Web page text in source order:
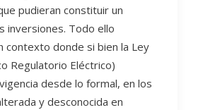
pudieran constituir un
inversiones. Todo ello
contexto donde si bien la Ley
Regulatorio Eléctrico)
desde lo formal, en los
y desconocida en